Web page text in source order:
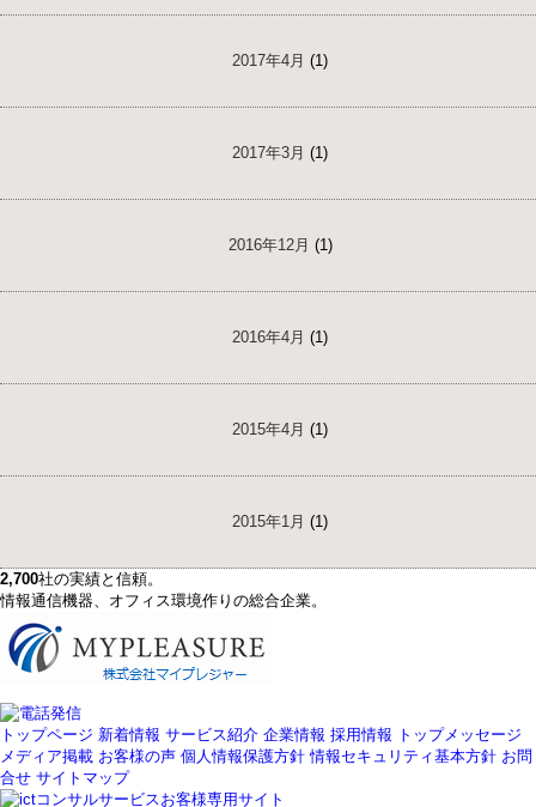
2017年4月 (1)
2017年3月 (1)
2016年12月 (1)
2016年4月 (1)
2015年4月 (1)
2015年1月 (1)
2,700社の実績と信頼。
情報通信機器、オフィス環境作りの総合企業。
トップページ 新着情報 サービス紹介 企業情報 採用情報 トップメッセージ
メディア掲載 お客様の声 個人情報保護方針 情報セキュリティ基本方針 お問
合せ サイトマップ